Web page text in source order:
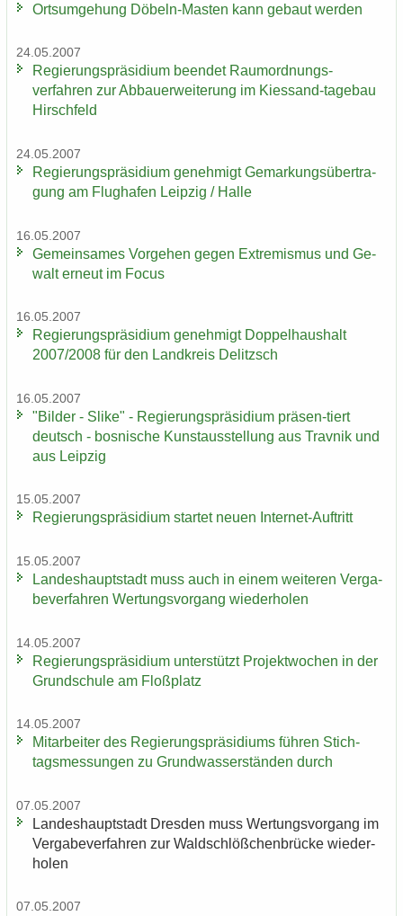
Orts­um­ge­hung Döbeln-​Masten kann ge­baut wer­den
24.05.2007
Re­gie­rungs­prä­si­di­um be­en­det Raumordnungs-​
verfahren zur Ab­bau­erwei­te­rung im Kiessand-​tagebau
Hirsch­feld
24.05.2007
Re­gie­rungs­prä­si­di­um ge­neh­migt Ge­mar­kungs­über­tra­
gung am Flug­ha­fen Leip­zig / Halle
16.05.2007
Ge­mein­sa­mes Vor­ge­hen gegen Ex­tre­mis­mus und Ge­
walt er­neut im Focus
16.05.2007
Re­gie­rungs­prä­si­di­um ge­neh­migt Dop­pel­haus­halt
2007/2008 für den Land­kreis De­litzsch
16.05.2007
"Bil­der - Slike" - Re­gie­rungs­prä­si­di­um präsen-​tiert
deutsch - bos­ni­sche Kunst­aus­stel­lung aus Trav­nik und
aus Leip­zig
15.05.2007
Re­gie­rungs­prä­si­di­um star­tet neuen Internet-​Auftritt
15.05.2007
Lan­des­haupt­stadt muss auch in einem wei­te­ren Ver­ga­
be­ver­fah­ren Wer­tungs­vor­gang wie­der­ho­len
14.05.2007
Re­gie­rungs­prä­si­di­um un­ter­stützt Pro­jekt­wo­chen in der
Grund­schu­le am Floß­platz
14.05.2007
Mit­ar­bei­ter des Re­gie­rungs­prä­si­di­ums füh­ren Stich­
tags­mes­sun­gen zu Grund­was­ser­stän­den durch
07.05.2007
Lan­des­haupt­stadt Dres­den muss Wer­tungs­vor­gang im
Ver­ga­be­ver­fah­ren zur Wald­schlöß­chen­brü­cke wie­der­
ho­len
07.05.2007